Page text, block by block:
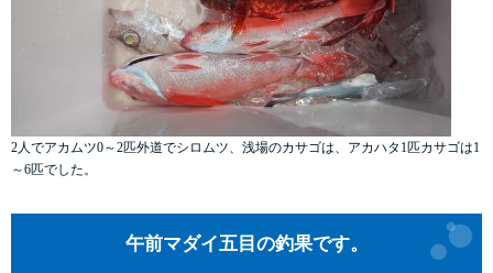
2人でアカムツ0～2匹外道でシロムツ、浅場のカサゴは、アカハタ1匹カサゴは1
～6匹でした。
午前マダイ五目の釣果です。